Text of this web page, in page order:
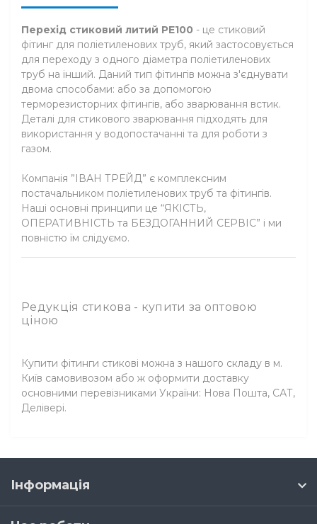
Перехід стиковий литий PE100 - це стиковий
фітинг для поліетиленових труб, який застосовується
для переходу з одного діаметра поліетиленових
труб на інший. Даний тип фітингів можна з'єднувати
двома способами: або за допомогою
терморезисторних фітингів, або зварювання встик.
Деталі для стикового зварювання підходять для
використання у водопостачанні та для роботи з
газом.
Компанія ”ІВАН ТРЕЙД” є комплексним
постачальником поліетиленових труб та фітингів.
Наші основні принципи це “ЯКІСТЬ,
ОПЕРАТИВНІСТЬ та БЕЗДОГАННИЙ СЕРВІС” і ми
повністю їм слідуємо.
Редукція стикова - купити за оптовою
ціною
Купити фітинги стикові можна з нашого складу в м.
Київ самовивозом або ж оформити доставку
основними перевізниками України: Нова Пошта, САТ,
Делівері.
Інформація